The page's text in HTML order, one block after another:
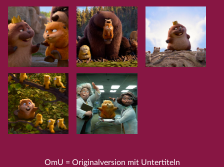
OmU = Originalversion mit Untertiteln